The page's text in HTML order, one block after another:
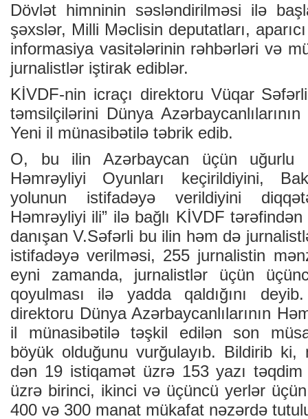
Dövlət himninin səsləndirilməsi ilə
şəxslər, Milli Məclisin deputatları,
informasiya vasitələrinin rəhbərləri və
jurnalistlər iştirak ediblər.
KİVDF-nin icraçı direktoru Vüqar
təmsilçilərini Dünya
Yeni il münasibətilə təbrik edib.
O, bu ilin Azərbaycan üçün uğurlu
Həmrəyliyi Oyunları keçirildiyini,
yolunun istifadəyə verildiyini
Həmrəyliyi ili” ilə bağlı KİVDF
danışan V.Səfərli bu ilin həm də
istifadəyə verilməsi, 255 jurnalistin
eyni zamanda, jurnalistlər üçün
qoyulması ilə yadda qaldığını
direktoru Dünya Azərbaycanlılarının
il münasibətilə təşkil edilən son
böyük olduğunu vurğulayıb. Bildirib ki,
dən 19 istiqamət üzrə 153 yazı
üzrə birinci, ikinci və üçüncü yerlər
400 və 300 manat mükafat nəzərdə